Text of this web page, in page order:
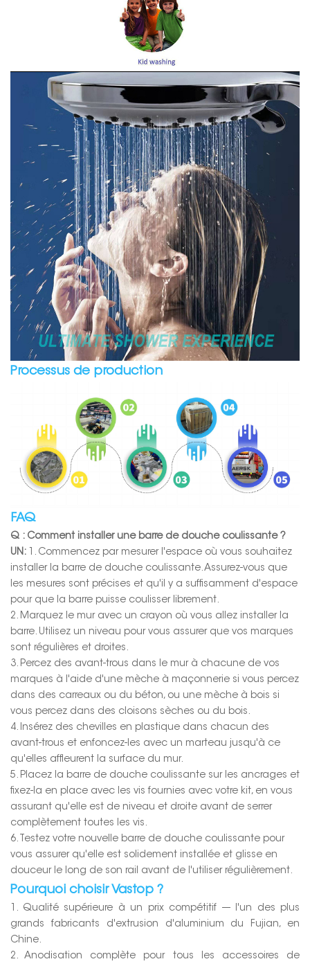
Processus de production
FAQ
Q : Comment installer une barre de douche coulissante ?
UN:
1. Commencez par mesurer l'espace où vous souhaitez
installer la barre de douche coulissante. Assurez-vous que
les mesures sont précises et qu'il y a suffisamment d'espace
pour que la barre puisse coulisser librement.
2. Marquez le mur avec un crayon où vous allez installer la
barre. Utilisez un niveau pour vous assurer que vos marques
sont régulières et droites.
3. Percez des avant-trous dans le mur à chacune de vos
marques à l'aide d'une mèche à maçonnerie si vous percez
dans des carreaux ou du béton, ou une mèche à bois si
vous percez dans des cloisons sèches ou du bois.
4. Insérez des chevilles en plastique dans chacun des
avant-trous et enfoncez-les avec un marteau jusqu'à ce
qu'elles affleurent la surface du mur.
5. Placez la barre de douche coulissante sur les ancrages et
fixez-la en place avec les vis fournies avec votre kit, en vous
assurant qu'elle est de niveau et droite avant de serrer
complètement toutes les vis.
6. Testez votre nouvelle barre de douche coulissante pour
vous assurer qu'elle est solidement installée et glisse en
douceur le long de son rail avant de l'utiliser régulièrement.
Pourquoi choisir Vastop ?
1. Qualité supérieure à un prix compétitif --- l'un des plus
grands fabricants d'extrusion d'aluminium du Fujian, en
Chine.
2. Anodisation complète pour tous les accessoires de